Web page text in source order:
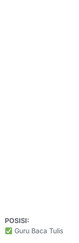
POSISI:
Guru Baca Tulis